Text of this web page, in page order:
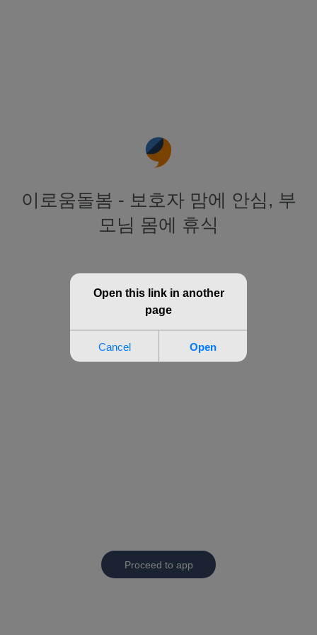
이로움돌봄 - 보호자 맘에 안심, 부
모님 몸에 휴식
Proceed to app